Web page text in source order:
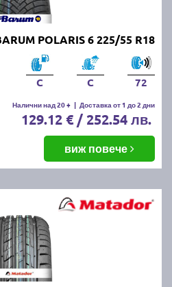
POLARIS 6 225/55 R18
C C 72
Налични над 20 + | Доставка от 1 до 2 дни
129.12 € / 252.54 лв.
виж повече